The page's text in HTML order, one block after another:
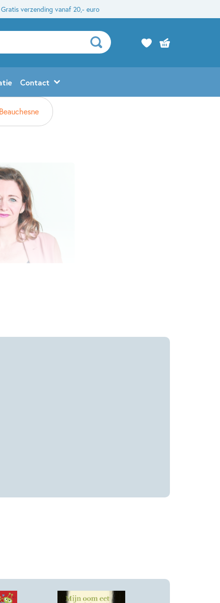
Gratis verzending vanaf 20,- euro
Contact